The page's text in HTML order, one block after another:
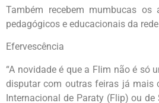
Também recebem mumbucas os
pedagógicos e educacionais da
Efervescência
“A novidade é que a Flim não é só
disputar com outras feiras já mais
Internacional de Paraty (Flip) ou